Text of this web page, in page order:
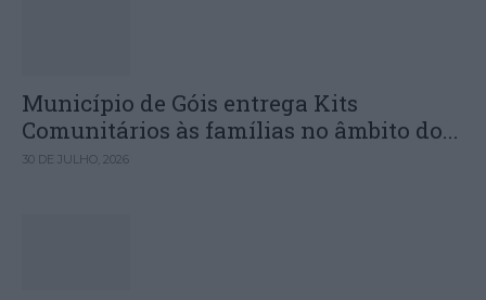
Município de Góis entrega Kits
Comunitários às famílias no âmbito do...
30 DE JULHO, 2026